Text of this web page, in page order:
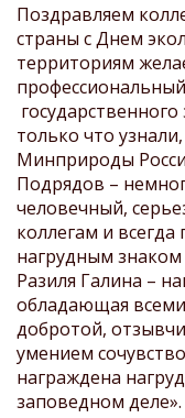
Поздравляем
страны с Днем
территориям
только что
Минприроды
Подрядов –
человечный,
коллегам и
нагрудным
Разиля Галина –
обладающая
добротой,
умением
награждена
заповедном